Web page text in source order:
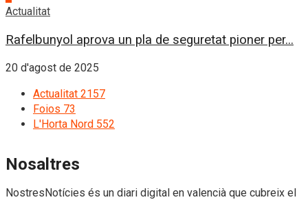
Actualitat
Rafelbunyol aprova un pla de seguretat pioner per...
20 d'agost de 2025
Actualitat 2157
Foios 73
L'Horta Nord 552
Nosaltres
NostresNotícies és un diari digital en valencià que cubreix el